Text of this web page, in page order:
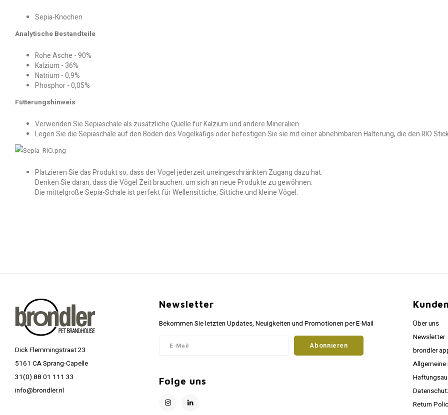
Sepia-Knochen
Analytische Bestandteile
Rohe Asche - 90%
Kalzium - 36%
Natrium - 0,9%
Phosphor - 0,05%
Fütterungshinweis
Verwenden Sie Sepiaschale als zusätzliche Quelle für Kalzium und andere Mineralien.
Legen Sie die Sepiaschale auf den Boden des Vogelkäfigs oder befestigen Sie sie mit einer abnehmbaren Halterung, die den RIO
Platzieren Sie das Produkt so, dass der Vogel jederzeit uneingeschränkten Zugang dazu hat.
Denken Sie daran, dass die Vögel Zeit brauchen, um sich an neue Produkte zu gewöhnen.
Die mittelgroße Sepia-Schale ist perfekt für Wellensittiche, Sittiche und kleine Vögel.
Dick Flemmingstraat 23
5161 CA Sprang-Capelle
31(0) 88 01 111 33
info@brondler.nl
Newsletter
Bekommen Sie letzten Updates, Neuigkeiten und Promotionen per E-Mail
Abonnieren
Folge uns
Über uns
Newsletter
brondler
Allgemeine
Return